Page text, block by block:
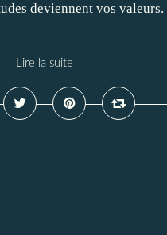
deviennent vos
Lire la suite